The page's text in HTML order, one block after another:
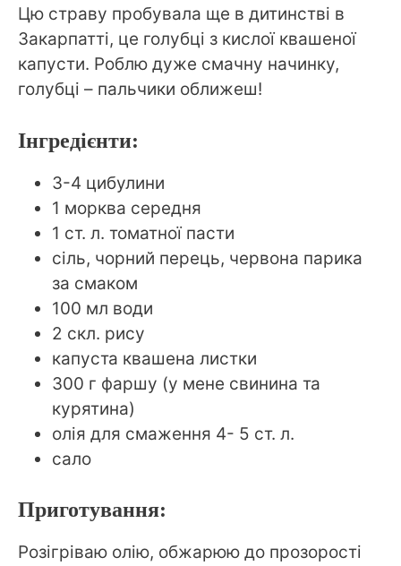
Цю страву пробувала ще в дитинстві в
Закарпатті, це голубці з кислої квашеної
капусти. Роблю дуже смачну начинку,
голубці – пальчики оближеш!
Інгредієнти:
3-4 цибулини
1 морква середня
1 ст. л. томатної пасти
сіль, чорний перець, червона парика
за смаком
100 мл води
2 скл. рису
капуста квашена листки
300 г фаршу (у мене свинина та
курятина)
олія для смаження 4- 5 ст. л.
сало
Приготування:
Розігріваю олію, обжарюю до прозорості